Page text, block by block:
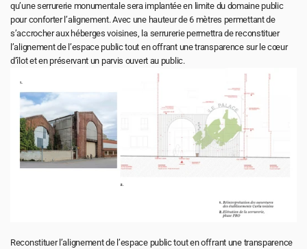
qu’une serrurerie monumentale sera implantée en limite du domaine public
pour conforter l’alignement. Avec une hauteur de 6 mètres permettant de
s’accrocher aux héberges voisines, la serrurerie permettra de reconstituer
l’alignement de l’espace public tout en offrant une transparence sur le cœur
d’îlot et en préservant un parvis ouvert au public.
Reconstituer l’alignement de l’espace public tout en offrant une transparence